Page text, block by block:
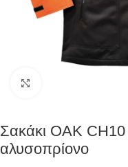
Σακάκι OAK
αλυσοπρίονο